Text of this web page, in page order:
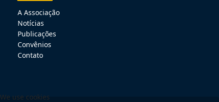
A Associação
Notícias
Publicações
Convênios
Contato
We use cookies